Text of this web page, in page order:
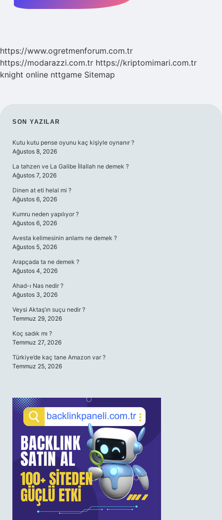
https://www.ogretmenforum.com.tr
https://modarazzi.com.tr https://kriptomimari.com.tr
knight online nttgame Sitemap
SIDEBAR
SON YAZILAR
Kutu kutu pense oyunu kaç kişiyle oynanır ?
Ağustos 8, 2026
La tahzen ve La Galibe İllallah ne demek ?
Ağustos 7, 2026
Dinen at eti helal mi ?
Ağustos 6, 2026
Kumru neden yapılıyor ?
Ağustos 6, 2026
Avesta kelimesinin anlamı ne demek ?
Ağustos 5, 2026
Arapçada ta ne demek ?
Ağustos 4, 2026
Ahad-ı Nas nedir ?
Ağustos 3, 2026
Veysi Aktaş’ın suçu nedir ?
Temmuz 29, 2026
Koç sadık mı ?
Temmuz 27, 2026
Türkiye’de kaç tane Amazon var ?
Temmuz 25, 2026